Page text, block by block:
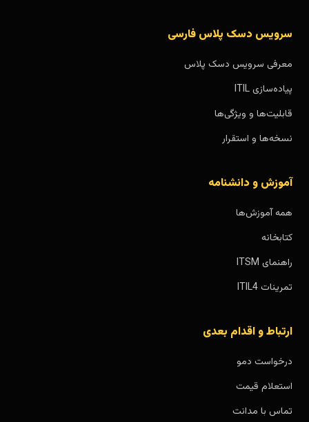
سرویس دسک پلاس فارسی
معرفی سرویس دسک پلاس
پیاده‌سازی ITIL
قابلیت‌ها و ویژگی‌ها
نسخه‌ها و استقرار
آموزش و دانشنامه
همه آموزش‌ها
کتابخانه
راهنمای ITSM
تمرینات ITIL4
ارتباط و اقدام بعدی
درخواست دمو
استعلام قیمت
تماس با مدانت